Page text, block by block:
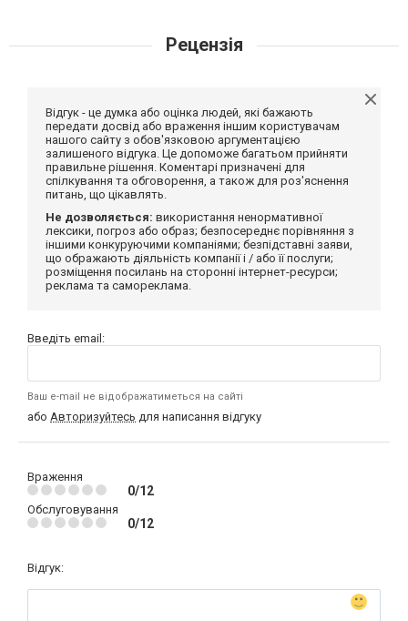
Рецензія
Відгук - це думка або оцінка людей, які бажають
передати досвід або враження іншим користувачам
нашого сайту з обов'язковою аргументацією
залишеного відгука. Це допоможе багатьом прийняти
правильне рішення. Коментарі призначені для
спілкування та обговорення, а також для роз'яснення
питань, що цікавлять.
Не дозволяється: використання ненормативної
лексики, погроз або образ; безпосереднє порівняння з
іншими конкуруючими компаніями; безпідставні заяви,
що ображають діяльність компанії і / або її послуги;
розміщення посилань на сторонні інтернет-ресурси;
реклама та самореклама.
Введіть email:
Ваш e-mail не відображатиметься на сайті
або Авторизуйтесь для написання відгуку
Враження
0/12
Обслуговування
0/12
Відгук: